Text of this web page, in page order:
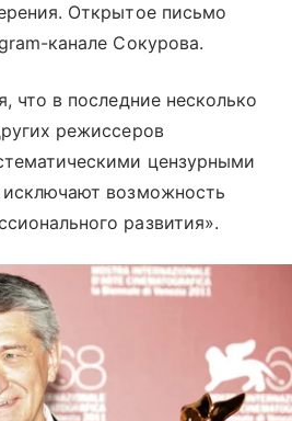
Открытое письмо
канале Сокурова.
что в последние несколько
режиссеров
цензурными
возможность
развития».